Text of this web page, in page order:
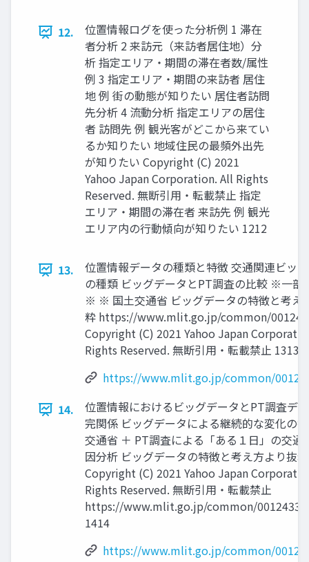
12.
位置情報ログを使った分析例 1 滞在
者分析 2 来訪元（来訪者居住地）分
析 指定エリア・期間の滞在者数/属性
例 3 指定エリア・期間の来訪者 居住
地 例 街の動態が知りたい 居住者訪問
先分析 4 流動分析 指定エリアの居住
者 訪問先 例 観光客がどこから来てい
るか知りたい 地域住⺠の最頻外出先
が知りたい Copyright (C) 2021
Yahoo Japan Corporation. All Rights
Reserved. 無断引用・転載禁止 指定
エリア・期間の滞在者 来訪先 例 観光
エリア内の⾏動傾向が知りたい 1212
13.
位置情報データの種類と特徴 交通関連ビッ
の種類 ビッグデータとPT調査の⽐較 ※⼀部
※ ※ 国⼟交通省 ビッグデータの特徴と考え
粋 https://www.mlit.go.jp/common/
Copyright (C) 2021 Yahoo Japan
Rights Reserved. 無断引用・転載禁止 1313
https://www.mlit.go.jp/common/
14.
位置情報におけるビッグデータとPT調査デ
完関係 ビッグデータによる継続的な変化の
交通省 ＋ PT調査による「ある１⽇」の交通
因分析 ビッグデータの特徴と考え⽅より抜粋
Copyright (C) 2021 Yahoo Japan
Rights Reserved. 無断引用・転載禁止
https://www.mlit.go.jp/common/
1414
https://www.mlit.go.jp/common/